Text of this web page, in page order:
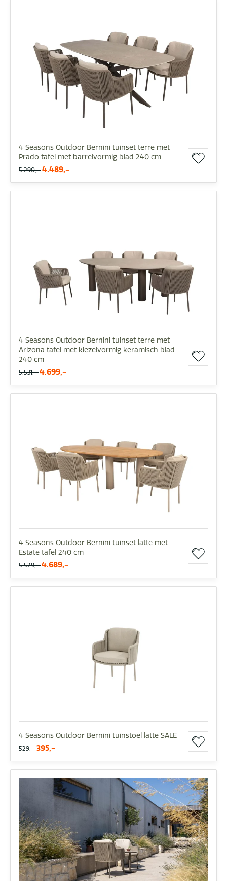
4 Seasons Outdoor Bernini tuinset terre met
Prado tafel met barrelvormig blad 240 cm
5.290,- 4.489,-
4 Seasons Outdoor Bernini tuinset terre met
Arizona tafel met kiezelvormig keramisch blad
240 cm
5.531,- 4.699,-
4 Seasons Outdoor Bernini tuinset latte met
Estate tafel 240 cm
5.529,- 4.689,-
4 Seasons Outdoor Bernini tuinstoel latte SALE
529,- 395,-